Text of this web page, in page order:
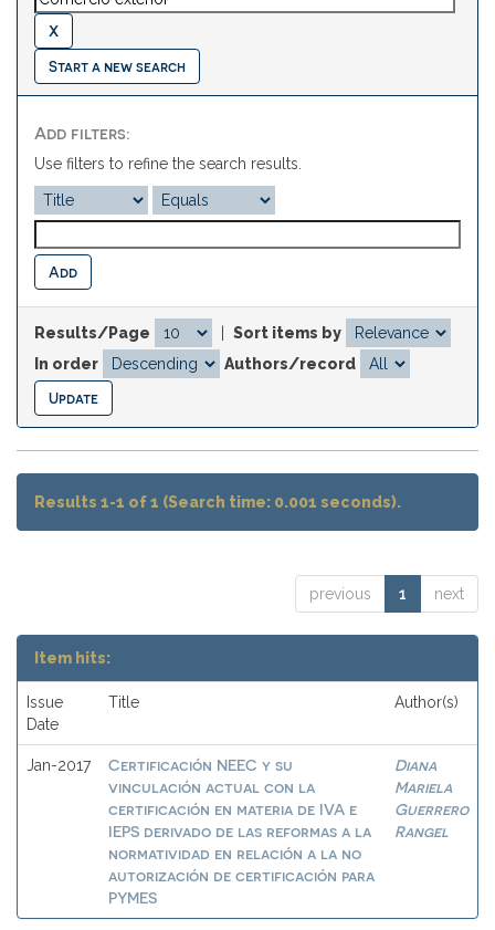
Start a new search
Add filters:
Use filters to refine the search results.
Results/Page
Sort items by
In order
Authors/record
Results 1-1 of 1 (Search time: 0.001 seconds).
previous 1 next
Item hits:
Issue
Date
Title Author(s)
Jan-2017
Certificación NEEC y su
vinculación actual con la
certificación en materia de IVA e
IEPS derivado de las reformas a la
normatividad en relación a la no
autorización de certificación para
PYMES
Diana
Mariela
Guerrero
Rangel